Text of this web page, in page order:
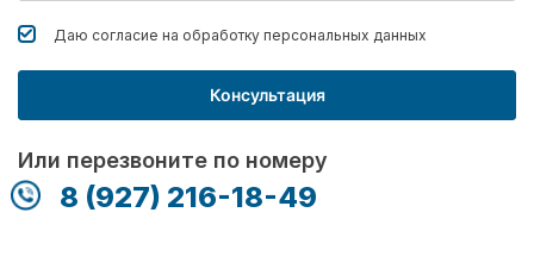
Даю согласие на обработку персональных данных
Консультация
Или перезвоните по номеру
8 (927) 216-18-49